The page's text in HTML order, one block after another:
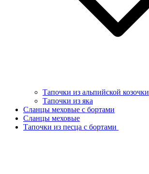
Тапочки из альпийской козочки
Тапочки из яка
Сланцы меховые с бортами
Сланцы меховые
Тапочки из песца с бортами